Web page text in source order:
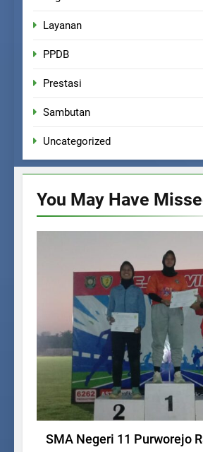
Layanan
PPDB
Prestasi
Sambutan
Uncategorized
You May Have
SMA Negeri 11 Purworejo